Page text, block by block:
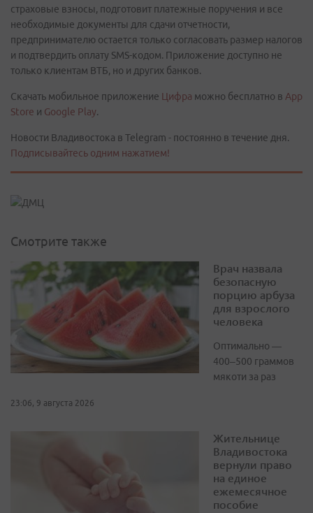
страховые взносы, подготовит платежные поручения и все
необходимые документы для сдачи отчетности,
предпринимателю остается только согласовать размер налогов
и подтвердить оплату SMS-кодом. Приложение доступно не
только клиентам ВТБ, но и других банков.
Скачать мобильное приложение Цифра можно бесплатно в App
Store и Google Play.
Новости Владивостока в Telegram - постоянно в течение дня.
Подписывайтесь одним нажатием!
Смотрите также
Врач назвала
безопасную
порцию арбуза
для взрослого
человека
Оптимально —
400–500 граммов
мякоти за раз
23:06, 9 августа 2026
Жительнице
Владивостока
вернули право
на единое
ежемесячное
пособие